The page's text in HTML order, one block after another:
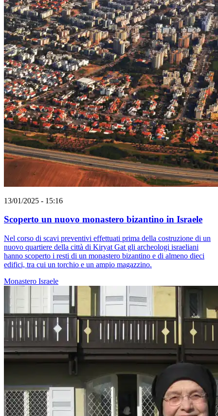
13/01/2025 - 15:16
Scoperto un nuovo monastero bizantino in Israele
Nel corso di scavi preventivi effettuati prima della costruzione di un
nuovo quartiere della città di Kiryat Gat gli archeologi israeliani
hanno scoperto i resti di un monastero bizantino e di almeno dieci
edifici, tra cui un torchio e un ampio magazzino.
Monastero Israele